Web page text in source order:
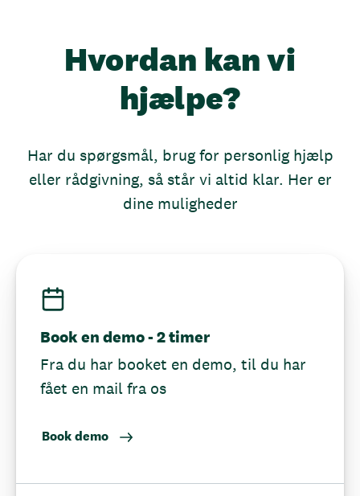
Hvordan kan vi
hjælpe?
Har du spørgsmål, brug for personlig hjælp
eller rådgivning, så står vi altid klar. Her er
dine muligheder
Book en demo - 2 timer
Fra du har booket en demo, til du har
fået en mail fra os
Book demo